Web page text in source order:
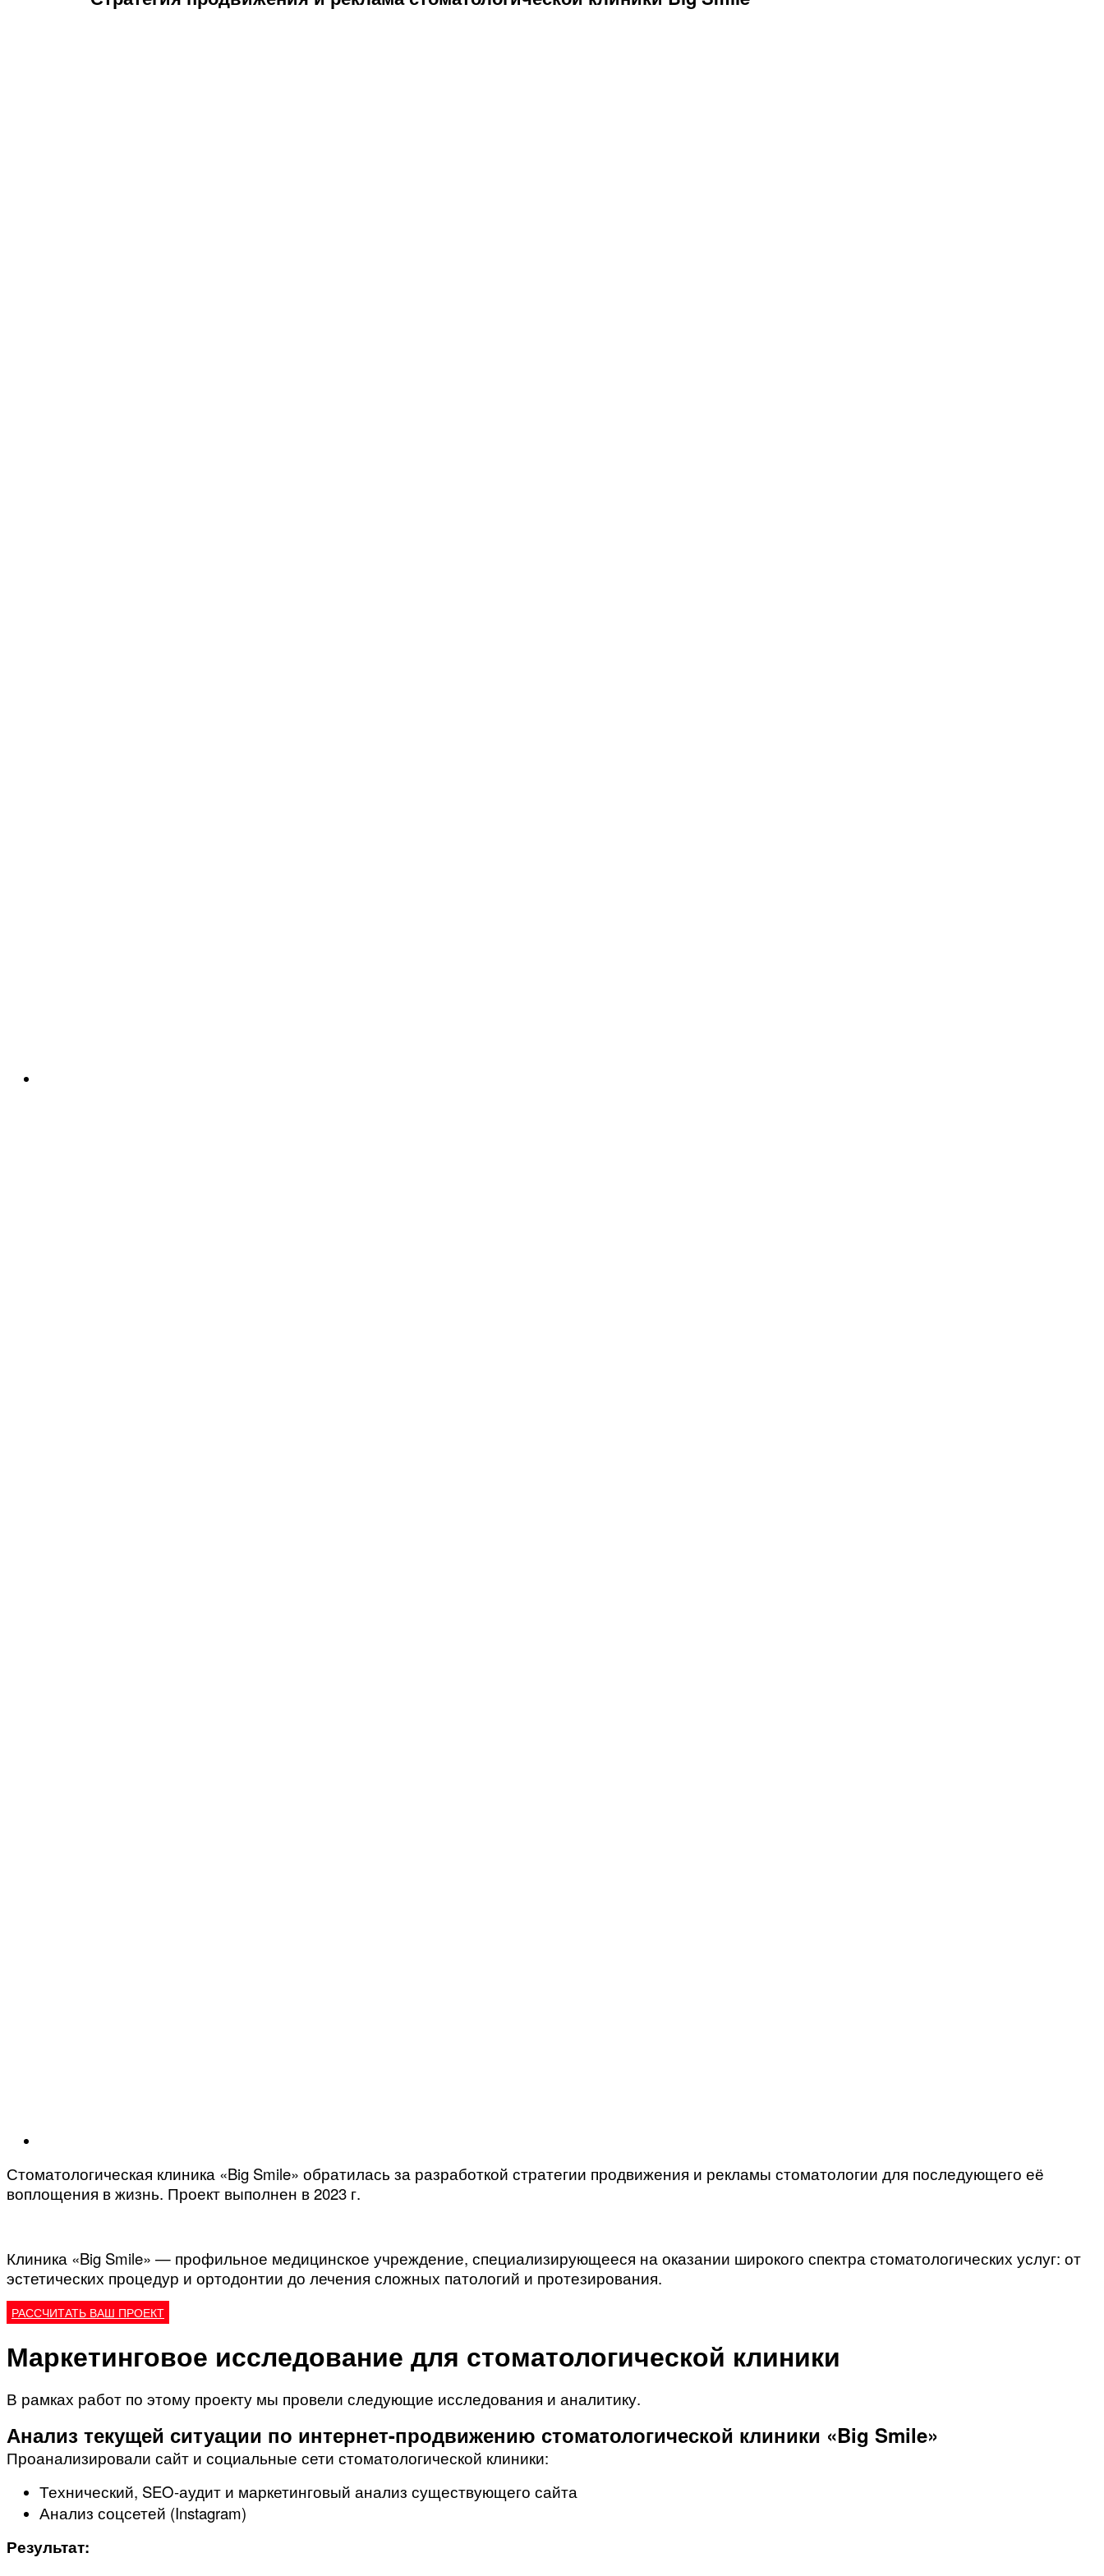
Стоматологическая клиника «Big Smile» обратилась за разработкой стратегии продвижения и рекламы стоматологии для последующего её
воплощения в жизнь. Проект выполнен в 2023 г.
Клиника «Big Smile» — профильное медицинское учреждение, специализирующееся на оказании широкого спектра стоматологических услуг: от
эстетических процедур и ортодонтии до лечения сложных патологий и протезирования.
РАССЧИТАТЬ ВАШ ПРОЕКТ
Маркетинговое исследование для стоматологической клиники
В рамках работ по этому проекту мы провели следующие исследования и аналитику.
Анализ текущей ситуации по интернет-продвижению стоматологической клиники «Big Smile»
Проанализировали сайт и социальные сети стоматологической клиники:
Технический, SEO-аудит и маркетинговый анализ существующего сайта
Анализ соцсетей (Instagram)
Результат: